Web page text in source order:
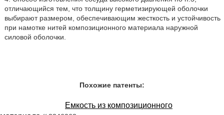
отличающийся тем, что толщину герметизирующей оболочки
выбирают размером, обеспечивающим жесткость и устойчивость
при намотке нитей композиционного материала наружной
силовой оболочки.
Похожие патенты:
Емкость из композиционного